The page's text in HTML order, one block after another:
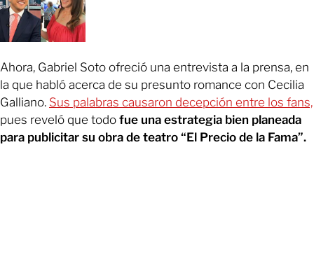
Ahora, Gabriel Soto ofreció una entrevista a la prensa, en
la que habló acerca de su presunto romance con Cecilia
Galliano. Sus palabras causaron decepción entre los fans,
pues reveló que todo fue una estrategia bien planeada
para publicitar su obra de teatro “El Precio de la Fama”.